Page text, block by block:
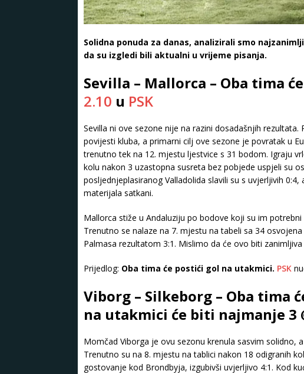
Solidna ponuda za danas, analizirali smo
da su izgledi bili aktualni u vrijeme pisanja.
Sevilla – Mallorca – Oba tima
2.10 u PSK
Sevilla ni ove sezone nije na razini dosadašnjih
povijesti kluba, a primarni cilj ove sezone je povratak u
trenutno tek na 12. mjestu ljestvice s 31 bodom. Igraju
kolu nakon 3 uzastopna susreta bez pobjede uspjeli su
posljednjeplasiranog Valladolida slavili su s uvjerljivih
materijala satkani.
Mallorca stiže u Andaluziju po bodove koji su im
Trenutno se nalaze na 7. mjestu na tabeli sa 34
Palmasa rezultatom 3:1. Mislimo da će ovo biti
Prijedlog: Oba tima će postići gol na utakmici. PSK
Viborg – Silkeborg – Oba tima
na utakmici će biti najmanje 3
Momčad Viborga je ovu sezonu krenula sasvim solidno,
Trenutno su na 8. mjestu na tablici nakon 18 odigranih
gostovanje kod Brondbyja, izgubivši uvjerljivo 4:1. Kod